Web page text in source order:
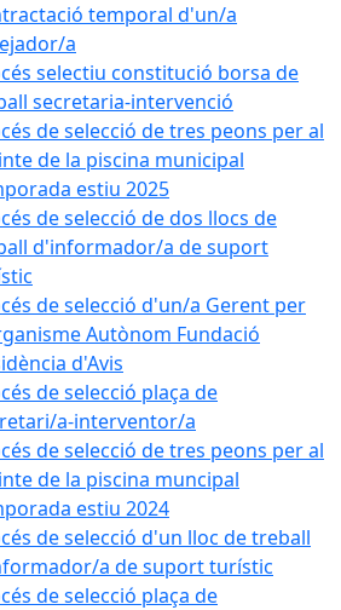
temporal d'un/a
a
selectiu constitució borsa de
secretaria-intervenció
de selecció de tres peons per al
de la piscina municipal
estiu 2025
de selecció de dos llocs de
d'informador/a de suport
de selecció d'un/a Gerent per
Autònom Fundació
d'Avis
de selecció plaça de
a-interventor/a
de selecció de tres peons per al
de la piscina muncipal
estiu 2024
de selecció d'un lloc de treball
a de suport turístic
de selecció plaça de